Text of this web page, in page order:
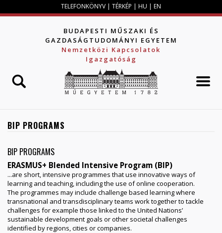
Jump to navigation
TELEFONKÖNYV | TÉRKÉP | HU | EN
BUDAPESTI MŰSZAKI ÉS
GAZDASÁGTUDOMÁNYI EGYETEM
Nemzetközi Kapcsolatok
Igazgatóság
BIP PROGRAMS
BIP PROGRAMS
ERASMUS+ Blended Intensive Program (BIP)
...are short, intensive programmes that use innovative ways of
learning and teaching, including the use of online cooperation.
The programmes may include challenge based learning where
transnational and transdisciplinary teams work together to tackle
challenges for example those linked to the United Nations’
sustainable development goals or other societal challenges
identified by regions, cities or companies.